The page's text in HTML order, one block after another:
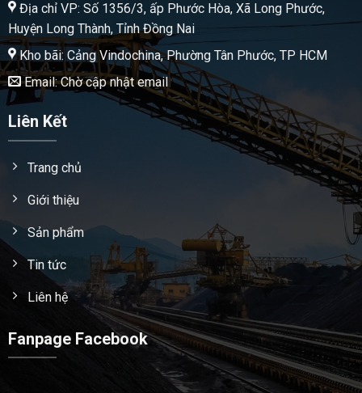
Địa chỉ VP: Số 1356/3, ấp Phước Hòa, Xã Long Phước,
Huyện Long Thành, Tỉnh Đồng Nai
Kho bãi: Cảng Vindochina, Phường Tân Phước, TP HCM
Email: Chờ cập nhật email
Liên Kết
Trang chủ
Giới thiệu
Sản phẩm
Tin tức
Liên hệ
Fanpage Facebook